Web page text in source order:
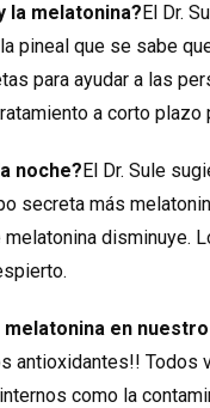
la melatonina?El Dr.
pineal que se sabe
para ayudar a las
a corto plazo
noche?El Dr. Sule
secreta más
disminuye.
en
antioxidantes!! Todos
como la